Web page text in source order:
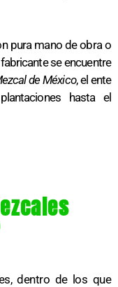
pura mano de obra o
se encuentre
de México, el ente
hasta el
dentro de los que